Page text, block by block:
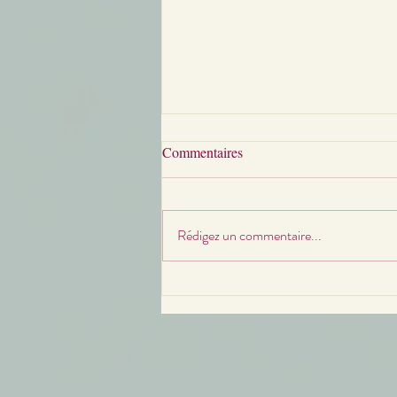
adolescent : le rôle de parent se
Commentaires
Rédigez un commentaire...